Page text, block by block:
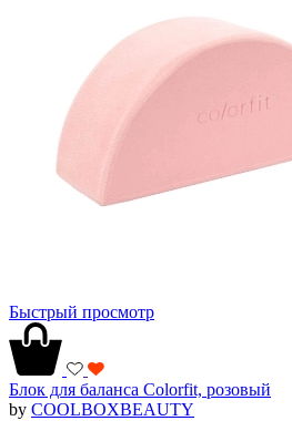
Быстрый просмотр
Блок для баланса Colorfit, розовый
by COOLBOXBEAUTY